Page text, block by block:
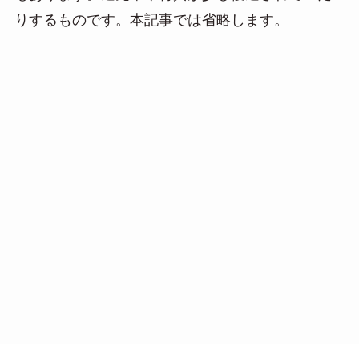
りするものです。本記事では省略します。